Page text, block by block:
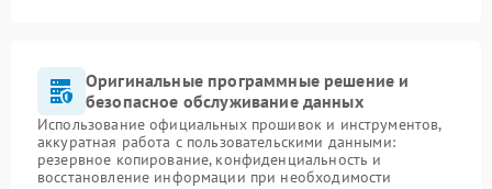
Оригинальные программные решение и
безопасное обслуживание данных
Использование официальных прошивок и инструментов,
аккуратная работа с пользовательскими данными:
резервное копирование, конфиденциальность и
восстановление информации при необходимости